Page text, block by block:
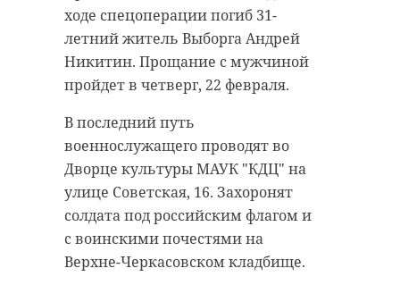
ходе спецоперации погиб 31-
летний житель Выборга Андрей
Никитин. Прощание с мужчиной
пройдет в четверг, 22 февраля.
В последний путь
военнослужащего проводят во
Дворце культуры МАУК "КДЦ" на
улице Советская, 16. Захоронят
солдата под российским флагом и
с воинскими почестями на
Верхне-Черкасовском кладбище.